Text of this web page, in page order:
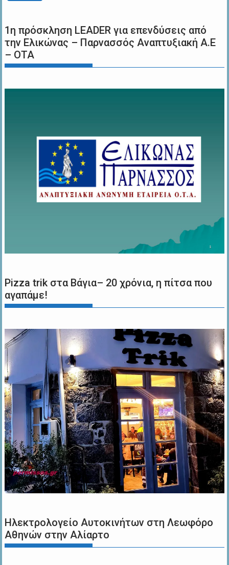
1η πρόσκληση LEADER για επενδύσεις από
την Ελικώνας – Παρνασσός Αναπτυξιακή Α.Ε
– ΟΤΑ
Pizza trik στα Βάγια– 20 χρόνια, η πίτσα που
αγαπάμε!
Ηλεκτρολογείο Αυτοκινήτων στη Λεωφόρο
Αθηνών στην Αλίαρτο